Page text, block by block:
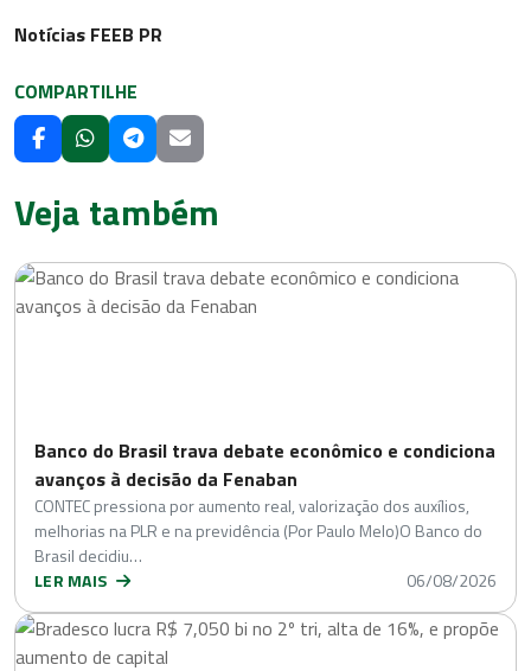
Notícias FEEB PR
COMPARTILHE
Veja também
Banco do Brasil trava debate econômico e condiciona
avanços à decisão da Fenaban
CONTEC pressiona por aumento real, valorização dos auxílios,
melhorias na PLR e na previdência (Por Paulo Melo)O Banco do
Brasil decidiu…
LER MAIS
06/08/2026